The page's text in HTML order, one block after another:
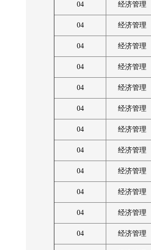
04 经济管理
04 经济管理
04 经济管理
04 经济管理
04 经济管理
04 经济管理
04 经济管理
04 经济管理
04 经济管理
04 经济管理
04 经济管理
04 经济管理